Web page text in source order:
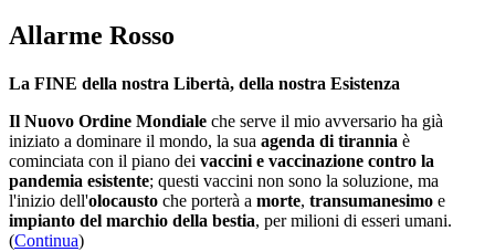
Allarme Rosso
La FINE della nostra Libertà, della nostra Esistenza
Il Nuovo Ordine Mondiale che serve il mio avversario ha già
iniziato a dominare il mondo, la sua agenda di tirannia è
cominciata con il piano dei vaccini e vaccinazione contro la
pandemia esistente; questi vaccini non sono la soluzione, ma
l'inizio dell'olocausto che porterà a morte, transumanesimo e
impianto del marchio della bestia, per milioni di esseri umani.
(Continua)